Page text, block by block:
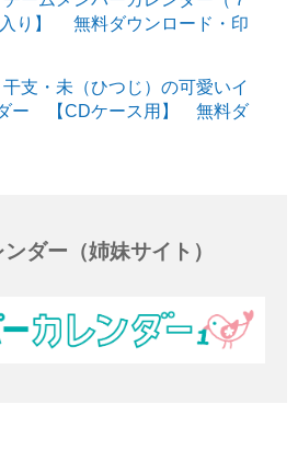
入り】 無料ダウンロード・印
支・未（ひつじ）の可愛いイ
ー 【CDケース用】 無料ダ
ダー（姉妹サイト）